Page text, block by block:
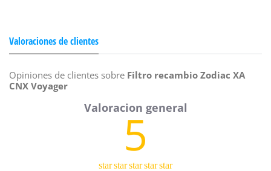
Valoraciones de clientes
Opiniones de clientes sobre Filtro recambio Zodiac XA
CNX Voyager
5
starstarstarstarstar